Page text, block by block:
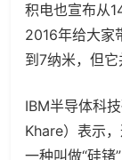
积电也宣布从
2016年给大家
到7纳米，但它
IBM半导体科
Khare）表示
一种叫做“硅